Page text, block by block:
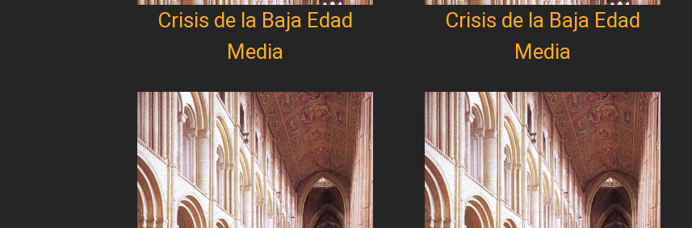
Crisis de la Baja Edad
Media
Crisis de la Baja Edad
Media